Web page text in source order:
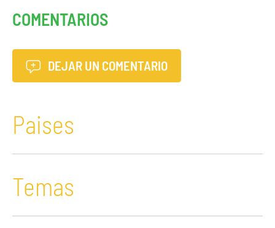
COMENTARIOS
DEJAR UN COMENTARIO
Paises
Temas